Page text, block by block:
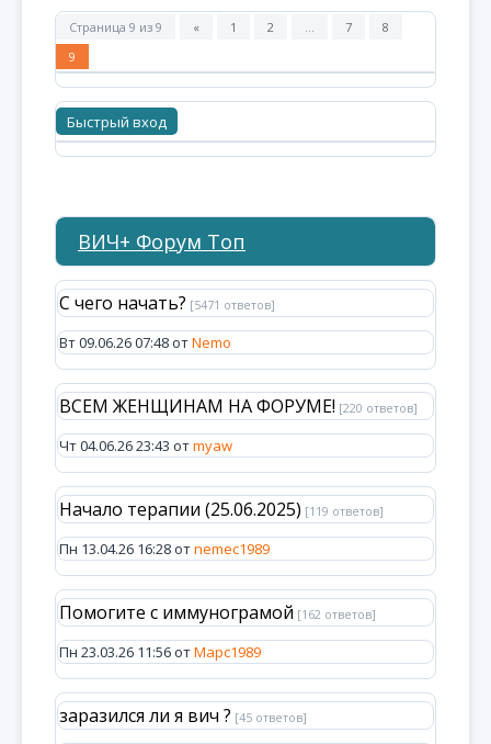
Страница 9 из 9 « 1 2 … 7
8
9
ВИЧ+ Форум Топ
С чего начать? [5471 ответов]
Вт 09.06.26 07:48 отNemo
ВСЕМ ЖЕНЩИНАМ НА ФОРУМЕ! [220 ответов]
Чт 04.06.26 23:43 отmyaw
Начало терапии (25.06.2025) [119 ответов]
Пн 13.04.26 16:28 отnemec1989
Помогите с иммунограмой [162 ответов]
Пн 23.03.26 11:56 отМарс1989
заразился ли я вич ? [45 ответов]